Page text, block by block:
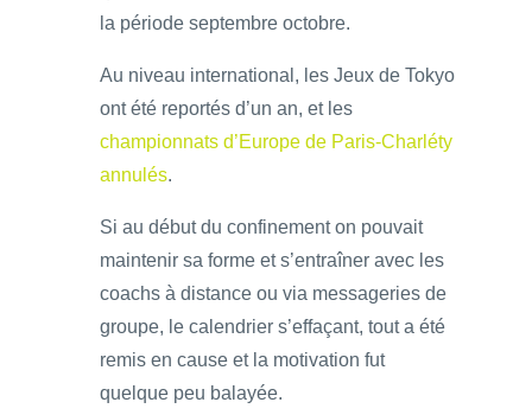
la période septembre octobre.
Au niveau international, les Jeux de Tokyo
ont été reportés d’un an, et les
championnats d’Europe de Paris-Charléty
annulés.
Si au début du confinement on pouvait
maintenir sa forme et s’entraîner avec les
coachs à distance ou via messageries de
groupe, le calendrier s’effaçant, tout a été
remis en cause et la motivation fut
quelque peu balayée.